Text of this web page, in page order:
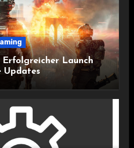
Launch
Updates